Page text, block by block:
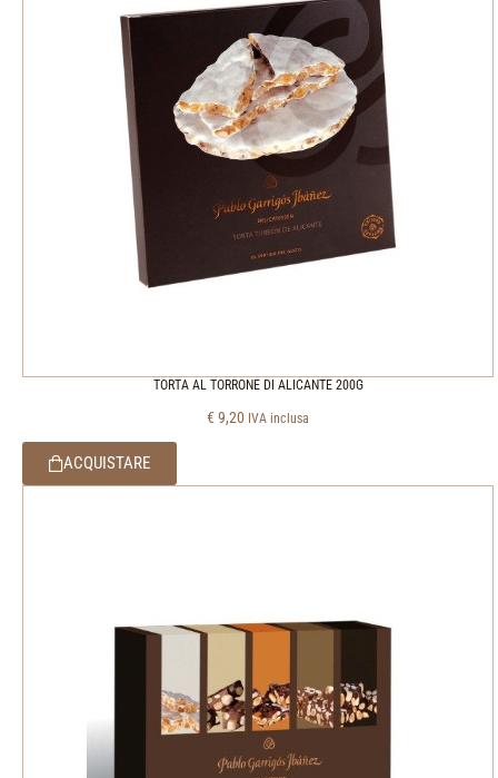
TORTA AL TORRONE DI ALICANTE 200G
€ 9,20 IVA inclusa
ACQUISTARE